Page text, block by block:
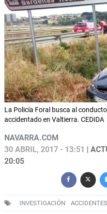
La Policía Foral busca al
accidentado en Valtierra. CEDIDA
NAVARRA.COM
30 ABRIL, 2017 - 13:51
|
20:05
INVESTIGACIÓN ACCIDENTES